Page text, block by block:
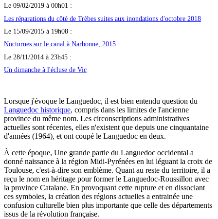
Le 09/02/2019 à 00h01 :
Les réparations du côté de Trèbes suites aux inondations d'octobre 2018
Le 15/09/2015 à 19h08 :
Nocturnes sur le canal à Narbonne, 2015
Le 28/11/2014 à 23h45 :
Un dimanche à l'écluse de Vic
Lorsque j'évoque le Languedoc, il est bien entendu question du
Languedoc historique, compris dans les limites de l'ancienne
province du même nom. Les circonscriptions administratives
actuelles sont récentes, elles n'existent que depuis une cinquantaine
d'années (1964), et ont coupé le Languedoc en deux.
À cette époque, Une grande partie du Languedoc occidental a
donné naissance à la région Midi-Pyrénées en lui léguant la croix de
Toulouse, c'est-à-dire son emblème. Quant au reste du territoire, il a
reçu le nom en héritage pour former le Languedoc-Roussillon avec
la province Catalane. En provoquant cette rupture et en dissociant
ces symboles, la création des régions actuelles a entrainée une
confusion culturelle bien plus importante que celle des départements
issus de la révolution française.